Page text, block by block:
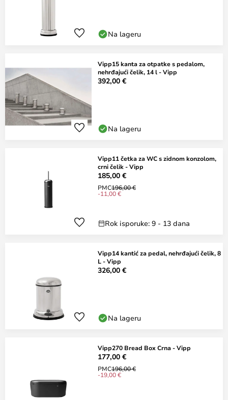
Na lageru
Vipp15 kanta za otpatke s pedalom,
nehrđajući čelik, 14 l - Vipp
392,00 €
Na lageru
Vipp11 četka za WC s zidnom konzolom,
crni čelik - Vipp
185,00 €
PMC196,00 €
-11,00 €
Rok isporuke: 9 - 13 dana
Vipp14 kantić za pedal, nehrđajući čelik, 8
L - Vipp
326,00 €
Na lageru
Vipp270 Bread Box Crna - Vipp
177,00 €
PMC196,00 €
-19,00 €